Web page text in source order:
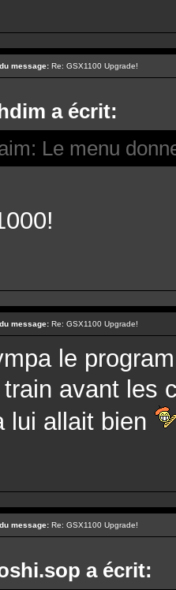
message: Re: GSX1100 Upgrade!
a écrit:
Le menu
message: Re: GSX1100 Upgrade!
le
train avant les
lui allait bien
message: Re: GSX1100 Upgrade!
a écrit: